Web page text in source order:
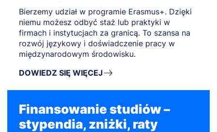
Bierzemy udział w programie Erasmus+. Dzięki
niemu możesz odbyć staż lub praktyki w
firmach i instytucjach za granicą. To szansa na
rozwój językowy i doświadczenie pracy w
międzynarodowym środowisku.
DOWIEDZ SIĘ WIĘCEJ
Finansowanie studiów –
stypendia, zniżki, raty